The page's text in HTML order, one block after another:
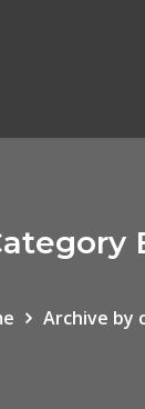
Archive by